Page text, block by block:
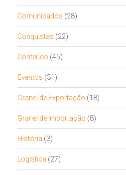
Comunicados (28)
Conquistas (22)
Conteúdo (45)
Eventos (31)
Granel de Exportação (18)
Granel de Importação (8)
História (3)
Logística (27)